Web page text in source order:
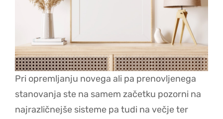
Pri opremljanju novega ali pa prenovljenega
stanovanja ste na samem začetku pozorni na
najrazličnejše sisteme pa tudi na večje ter